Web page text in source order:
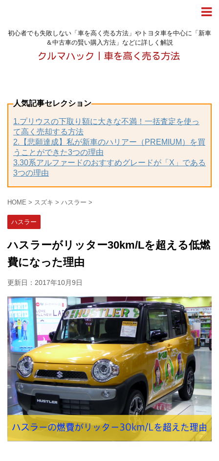
初心者でも失敗しない「車を高く売る方法」やトヨタ車を中心に「新車
＆中古車の賢い購入方法」などに詳しく解説
人気記事セレクション
1.プリウスの下取り額に大きな不満！一括査定を使っ
て高く売却する方法
2.【悲願達成】私が新車のハリアー（PREMIUM）を買
うことができた3つの理由
3.30系アルファードのおすすめグレードが「X」である
3つの理由
HOME > スズキ > ハスラー >
ハスラー
ハスラーがリッター30km/Lを超える低燃
費になった理由
更新日： 2017年10月9日